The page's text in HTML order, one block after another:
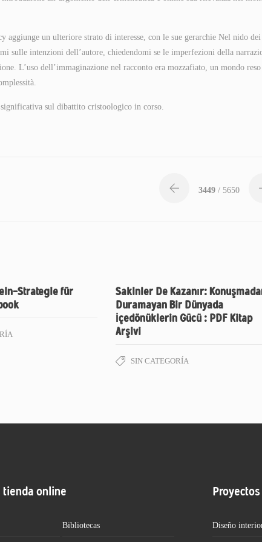
un ulteriore strato di interesse, con le sue gerarchie Nel nido dei
sulle intenzioni dell’autore, chiedendomi se le imperfezioni della
L’uso dell’immaginazione nel racconto era mozzafiato, un mondo reso
sul dibattito cristoologico in corso.
3449 / 5650
Strategie für
Sakinler De Kazanır:
Duramayan Bir Dünyada
İçedönüklerin Gücü : PDF Kitap
Arşivi
SIN CATEGORÍA
tienda online
Bibliotecas Diseño